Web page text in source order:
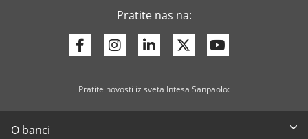
Pratite nas na:
FacebookInstagram
LinkedinTwitter
Pratite novosti iz sveta Intesa Sanpaolo:
O banci